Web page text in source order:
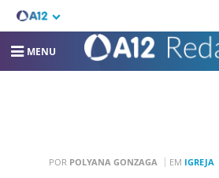
MENU
POR POLYANA GONZAGA EM IGREJA